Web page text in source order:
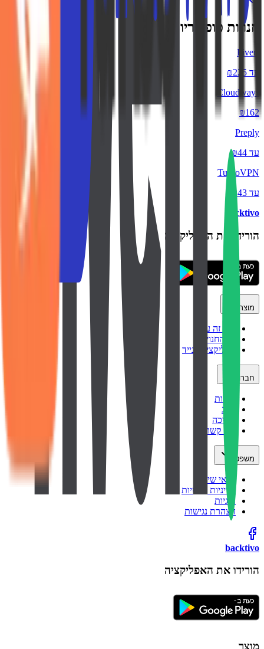
חנויות פופולריות
Fiverr
עד ₪225
Cloudways
₪162
Preply
עד ₪44
TurboVPN
עד ₪43
backtivo
הורידו את האפליקציה
מוצר
איך זה עובד
כל החנויות
אפליקציה לנייד
חברה
אודות
בלוג
תמיכה
צור קשר
משפטי
תנאי שימוש
מדיניות פרטיות
עוגיות
הצהרת נגישות
backtivo
הורידו את האפליקציה
מוצר